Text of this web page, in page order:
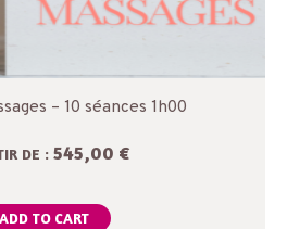
– 10 séances 1h00
DE : 545,00 €
ADD TO CART